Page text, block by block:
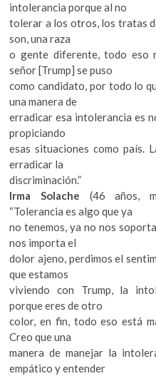
intolerancia porque al no
tolerar a los otros, los tratas
son, una raza
o gente diferente, todo eso
señor [Trump] se puso
como candidato, por todo lo
una manera de
erradicar esa intolerancia es
propiciando
esas situaciones como país.
erradicar la
discriminación.”
Irma Solache (46 años,
“Tolerancia es algo que ya
no tenemos, ya no nos
nos importa el
dolor ajeno, perdimos el
que estamos
viviendo con Trump, la
porque eres de otro
color, en fin, todo eso está
Creo que una
manera de manejar la
empático y entender